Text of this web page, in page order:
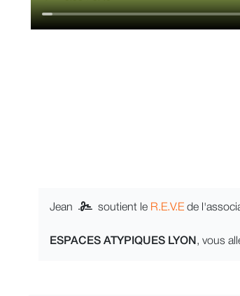
Jean soutient le R.E.V.Ede
ESPACES ATYPIQUES LYON , vous